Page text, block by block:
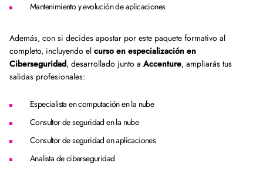
Mantenimiento y evolución de aplicaciones
Además, con si decides apostar por este paquete formativo al
completo, incluyendo el curso en especialización en
Ciberseguridad, desarrollado junto a Accenture, ampliarás tus
salidas profesionales:
Especialista en computación en la nube
Consultor de seguridad en la nube
Consultor de seguridad en aplicaciones
Analista de ciberseguridad